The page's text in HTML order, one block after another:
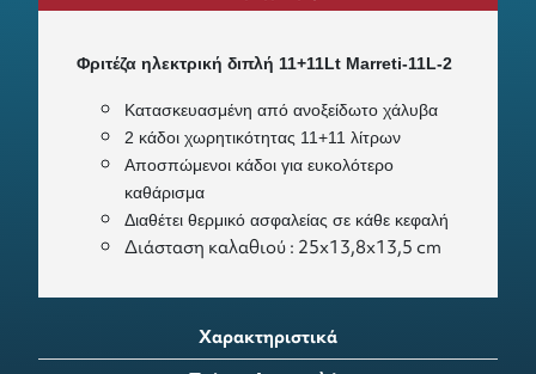
Φριτέζα ηλεκτρική διπλή 11+11Lt Marreti-11L-2
Κατασκευασμένη από ανοξείδωτο χάλυβα
2 κάδοι χωρητικότητας 11+11 λίτρων
Αποσπώμενοι κάδοι για ευκολότερο
καθάρισμα
Διαθέτει θερμικό ασφαλείας σε κάθε κεφαλή
Διάσταση καλαθιού : 25x13,8x13,5 cm
Χαρακτηριστικά